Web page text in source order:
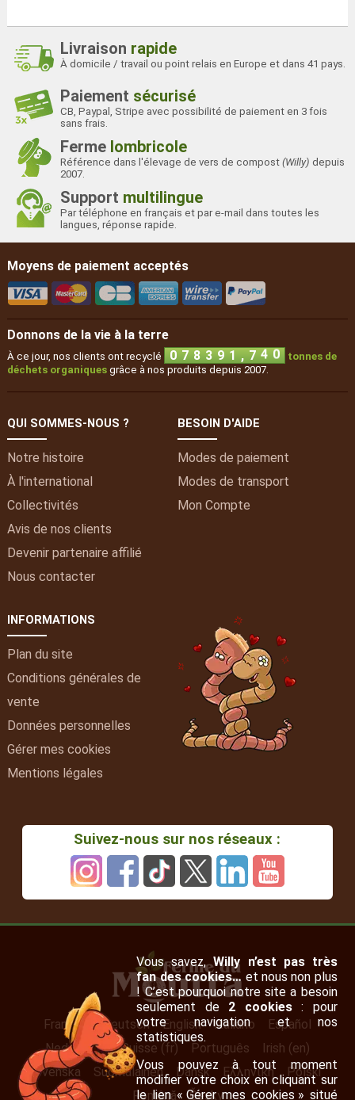
Livraison rapide
À domicile / travail ou point relais en Europe et dans 41 pays.
Paiement sécurisé
CB, Paypal, Stripe avec possibilité de paiement en 3 fois
sans frais.
Ferme lombricole
Référence dans l'élevage de vers de compost(Willy) depuis
2007.
Support multilingue
Par téléphone en français et par e-mail dans toutes les
langues, réponse rapide.
Moyens de paiement acceptés
Donnons de la vie à la terre
À ce jour, nos clients ont recyclé 0 7 8 3 9 1 , 7 4 0
tonnes de
déchets organiquesgrâce à nos produits depuis 2007.
QUI SOMMES-NOUS ?
Notre histoire
À l'international
Collectivités
Avis de nos clients
Devenir partenaire affilié
Nous contacter
BESOIN D'AIDE
Modes de paiement
Modes de transport
Mon Compte
INFORMATIONS
Plan du site
Conditions générales de
vente
Données personnelles
Gérer mes cookies
Mentions légales
Suivez-nous sur nos réseaux :
Français Deutsch English Italiano
Español
Nederlands
Suisse (fr) Português
Irish (en)
Svenska
Suomalainen Dansk Ελληνική
Polski
Română
Česky
Vous savez,Willy n’est pas très
fan des cookies… et nous non plus
! C’est pourquoi notre site a besoin
seulement de 2 cookies: pour
votre navigation et nos
statistiques.
Vous pouvez à tout moment
modifier votre choix en cliquant sur
le lien « Gérer mes cookies » situé